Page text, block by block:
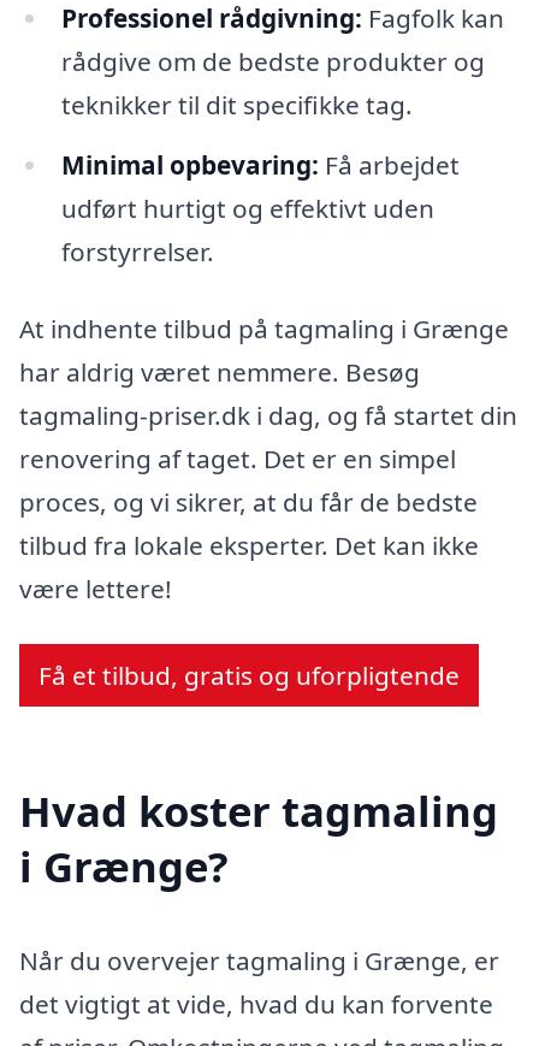
Professionel rådgivning: Fagfolk kan
rådgive om de bedste produkter og
teknikker til dit specifikke tag.
Minimal opbevaring: Få arbejdet
udført hurtigt og effektivt uden
forstyrrelser.
At indhente tilbud på tagmaling i Grænge
har aldrig været nemmere. Besøg
tagmaling-priser.dk i dag, og få startet din
renovering af taget. Det er en simpel
proces, og vi sikrer, at du får de bedste
tilbud fra lokale eksperter. Det kan ikke
være lettere!
Få et tilbud, gratis og uforpligtende
Hvad koster tagmaling
i Grænge?
Når du overvejer tagmaling i Grænge, er
det vigtigt at vide, hvad du kan forvente